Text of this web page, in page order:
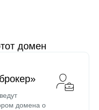
домен
домена о